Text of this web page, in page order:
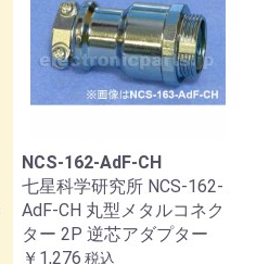
NCS-162-AdF-CH
七星科学研究所 NCS-162-
AdF-CH 丸型メタルコネク
ター 2P 逆芯アダプター
￥1,276 税込
カートへ進む